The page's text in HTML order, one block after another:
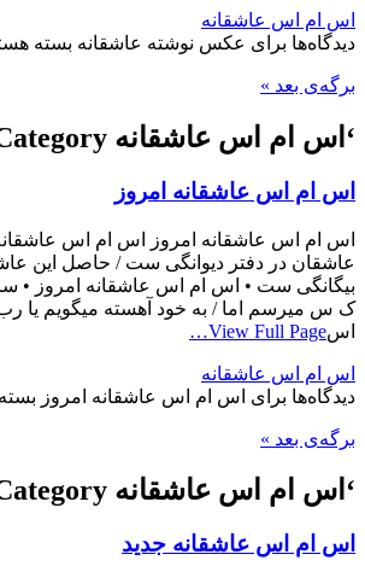
اس ام اس عاشقانه
دیدگاه‌ها برای عکس نوشته عاشقانه بسته
برگه‌ی بعد »
‘اس ام اس عاشقانه Category: ‘
اس ام اس عاشقانه امروز
اس ام اس عاشقانه امروز اس ام اس
عاشقان در دفتر دیوانگی ست / حاصل این
بیگانگی ست • اس ام اس عاشقانه امروز •
ک س میرسم اما / به خود آهسته میگویم یا
اسView Full Page…
اس ام اس عاشقانه
دیدگاه‌ها برای اس ام اس عاشقانه امروز
برگه‌ی بعد »
‘اس ام اس عاشقانه Category: ‘
اس ام اس عاشقانه جدید